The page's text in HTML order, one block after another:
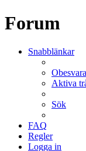
Forum
Snabblänkar
Aktiva
Sök
FAQ
Regler
Logga in